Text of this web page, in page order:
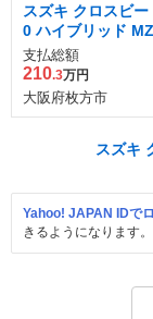
スズキ クロスビー
0 ハイブリッド MZ
ブラウンアクセント
パッケージ装着車
支払総額
210.3万円
大阪府枚方市
スズキ
Yahoo! JAPAN IDで
きるようになります。